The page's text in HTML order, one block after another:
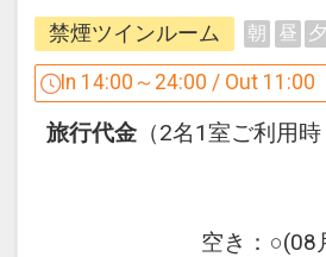
･車で約80分～100分
東関東自動車道-首都高速
ら約5分
･電車で約80分
【このプランでおとまり
【プラン詳細】
ご宿泊のみをご利用のお
プランをご用意いたしまし
なアメニティーはお部屋
禁煙ツインルーム 朝 昼 夕
In 14:00～24:00 / Out 11:00
旅行代金 （2名1室ご利用
空き： ○(08